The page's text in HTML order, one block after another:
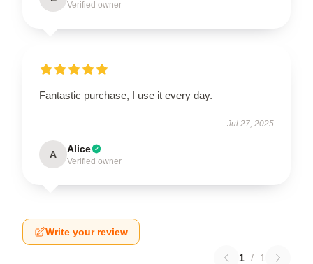
Verified owner
Fantastic purchase, I use it every day.
Jul 27, 2025
A Alice
Verified owner
Write your review
1 / 1